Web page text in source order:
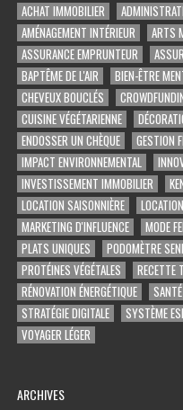
ACHAT IMMOBILIER
AMÉNAGEMENT INTÉRIEUR
ARTS
ASSURANCE EMPRUNTEUR
BAPTÊME DE L'AIR
BIEN-ÊTRE
CHEVEUX BOUCLÉS
CUISINE VÉGÉTARIENNE
ENDOSSER UN CHÈQUE
GESTION
IMPACT ENVIRONNEMENTAL
INVESTISSEMENT IMMOBILIER
LOCATION SAISONNIÈRE
MARKETING D'INFLUENCE
MODE
PLATS UNIQUES
PODOMÈTRE
PROTÉINES VÉGÉTALES
RECETTE
RÉNOVATION ÉNERGÉTIQUE
STRATÉGIE DIGITALE
SYSTÈME
VOYAGER LÉGER
ARCHIVES